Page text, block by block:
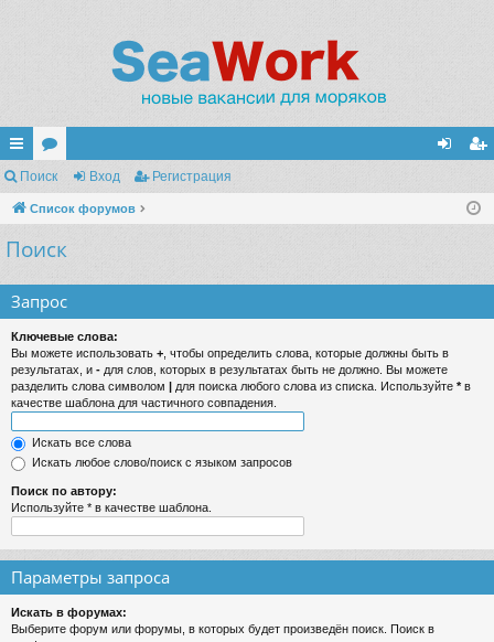
с
ы
лк
ор
ум
ы
ис
Поиск Вход Регистрация
Список форумов
Поиск
Запрос
Ключевые слова:
Вы можете использовать + , чтобы определить слова, которые должны быть в
результатах, и - для слов, которых в результатах быть не должно. Вы можете
разделить слова символом | для поиска любого слова из списка. Используйте *в
качестве шаблона для частичного совпадения.
Искать все слова
Искать любое слово/поиск с языком запросов
Поиск по автору:
Используйте * в качестве шаблона.
Параметры запроса
Искать в форумах:
Выберите форум или форумы, в которых будет произведён поиск. Поиск в